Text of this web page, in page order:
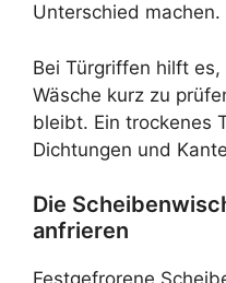
Unterschied machen.
Bei Türgriffen hilft
Wäsche kurz zu
bleibt. Ein trockenes
Dichtungen und
Die
anfrieren
Festgefrorene